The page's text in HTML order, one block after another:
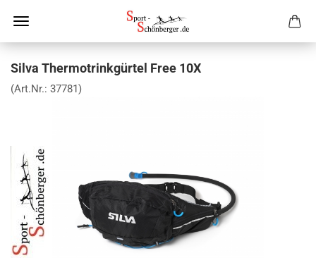
Silva Thermotrinkgürtel Free 10X
(Art.Nr.: 37781)